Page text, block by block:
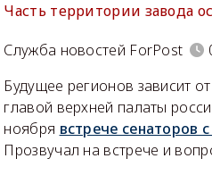
Часть территории завода
Служба новостей ForPost
Будущее регионов зависит
главой верхней палаты
ноября встрече
Прозвучал на встрече и